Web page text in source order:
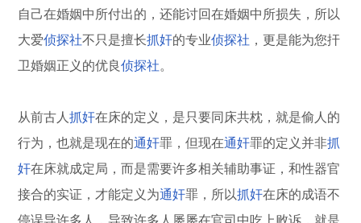
自己在婚姻中所付出的，还能讨回在婚姻中所损失，所以
大爱侦探社不只是擅长抓奸的专业侦探社 ，更是能为您扞
卫婚姻正义的优良侦探社。
从前古人抓奸在床的定义，是只要同床共枕，就是偷人的
行为，也就是现在的通奸罪，但现在通奸罪的定义并非抓
奸在床就成定局，而是需要许多相关辅助事证，和性器官
接合的实证，才能定义为通奸罪，所以抓奸在床的成语不
停误导许多人，导致许多人屡屡在官司中吃上败诉，就是